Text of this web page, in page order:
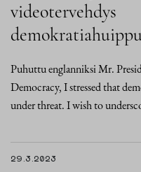
videotervehdys
Puhuttu englanniksi Mr.
Democracy, I stressed that
under threat. I wish to
29.3.2023